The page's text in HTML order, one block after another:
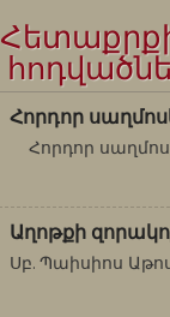
Հորդոր
Աղոթքի